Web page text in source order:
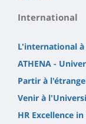
International
L'international à
ATHENA -
Partir à
Venir à
HR Excellence in